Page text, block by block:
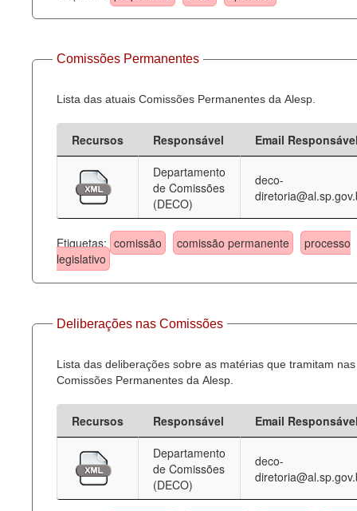
Perguntas frequentes
ContatoComissões Permanentes
Lista das atuais Comissões Permanentes da Alesp.
Recursos Responsável
Email
Departamento
de Comissões
(DECO)
deco-
Etiquetas: comissão comissão permanente
processo
legislativo
Deliberações nas Comissões
Lista das deliberações sobre as matérias que tramitam nas
Comissões Permanentes da Alesp.
Recursos Responsável
Email
Departamento
de Comissões
(DECO)
deco-